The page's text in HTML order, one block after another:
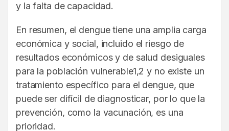
y la falta de capacidad.
En resumen, el dengue tiene una amplia carga
económica y social, incluido el riesgo de
resultados económicos y de salud desiguales
para la población vulnerable1,2 y no existe un
tratamiento específico para el dengue, que
puede ser difícil de diagnosticar, por lo que la
prevención, como la vacunación, es una
prioridad.